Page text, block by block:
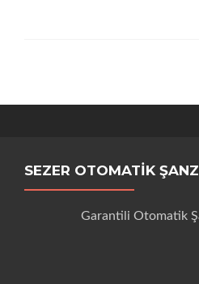
SEZER OTOMATIK
Garantili Otomatik